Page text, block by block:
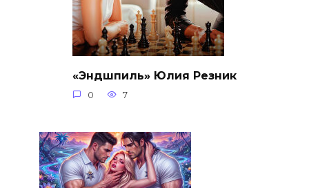
«Эндшпиль» Юлия Резник
0 7